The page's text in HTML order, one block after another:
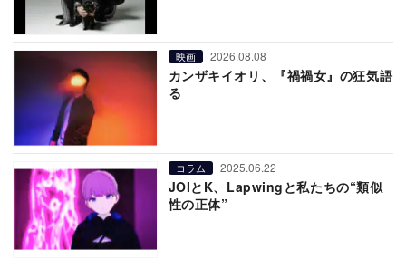
映画 2026.08.08
カンザキイオリ、『禍禍女』の狂気語
る
コラム 2025.06.22
JOIとK、Lapwingと私たちの“類似
性の正体”